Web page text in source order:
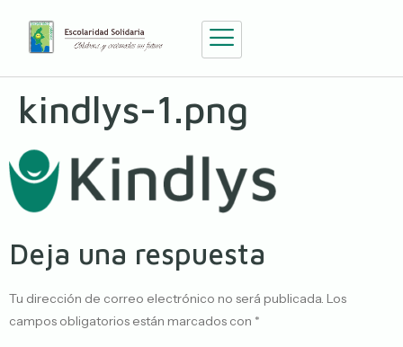
kindlys-1.png
Deja una respuesta
Tu dirección de correo electrónico no será publicada. Los
campos obligatorios están marcados con *